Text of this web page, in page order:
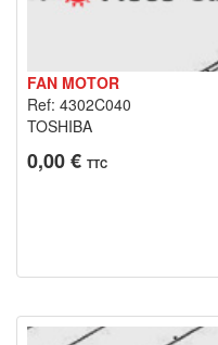
FAN MOTOR
Ref: 4302C040
TOSHIBA
0,00 € TTC